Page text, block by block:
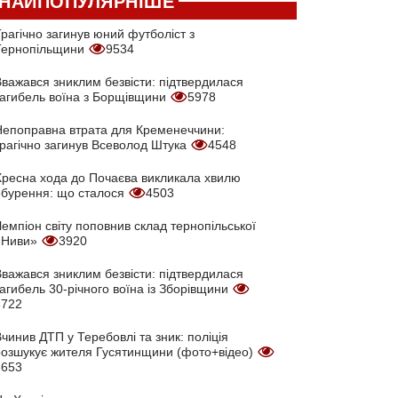
загинув юний футболіст з
9534
зниклим безвісти: підтвердилася
воїна з Борщівщини
5978
втрата для Кременеччини:
загинув Всеволод Штука
4548
хода до Почаєва викликала хвилю
що сталося
4503
світу поповнив склад тернопільської
3920
зниклим безвісти: підтвердилася
30-річного воїна із Зборівщини
ДТП у Теребовлі та зник: поліція
жителя Гусятинщини (фото+відео)